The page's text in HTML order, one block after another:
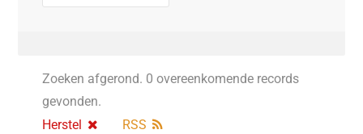
Zoeken afgerond. 0 overeenkomende records
gevonden.
Herstel
RSS